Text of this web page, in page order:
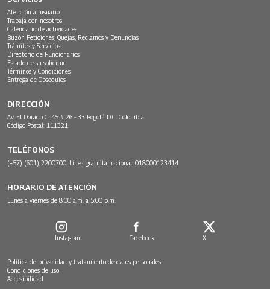
Atención al usuario
Trabaja con nosotros
Calendario de actividades
Buzón Peticiones, Quejas, Reclamos y Denuncias
Trámites y Servicios
Directorio de Funcionarios
Estado de su solicitud
Términos y Condiciones
Entrega de Obsequios
DIRECCIÓN
Av. El Dorado Cr.45 # 26 - 33 Bogotá D.C. Colombia.
Código Postal: 111321
TELÉFONOS
(+57) (601) 2200700. Línea gratuita nacional: 018000123414
HORARIO DE ATENCIÓN
Lunes a viernes de 8:00 a.m. a 5:00 p.m.
Instagram Facebook X
Política de privacidad y tratamiento de datos personales
Condiciones de uso
Accesibilidad